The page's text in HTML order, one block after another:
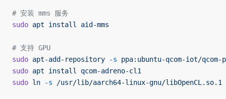
# 安装 mms 服务
sudo apt install aid-mms
# 支持 GPU
sudo apt-add-repository -s ppa:ubuntu-qcom-iot/qcom-
sudo apt install
qcom-adreno-cl1
sudo ln -s /usr/lib/aarch64-linux-gnu/libOpenCL.so.1